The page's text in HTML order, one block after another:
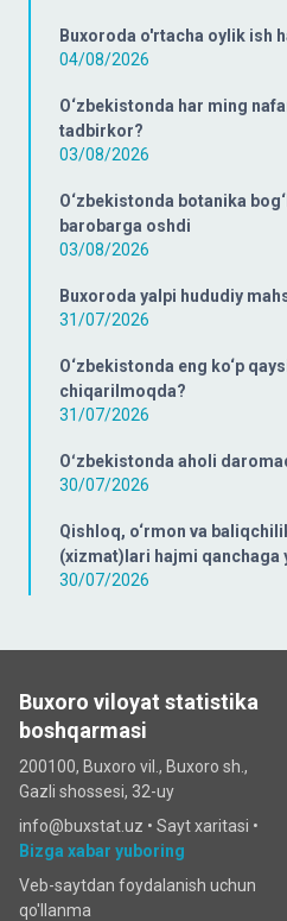
Buxoroda o'rtacha oylik ish
04/08/2026
O‘zbekistonda har ming
tadbirkor?
03/08/2026
O‘zbekistonda botanika
barobarga oshdi
03/08/2026
Buxoroda yalpi hududiy
31/07/2026
O‘zbekistonda eng ko‘p
chiqarilmoqda?
31/07/2026
Oʻzbekistonda aholi
30/07/2026
Qishloq, o‘rmon va
(xizmat)lari hajmi qanchaga
30/07/2026
Buxoro viloyat statistika
boshqarmasi
200100, Buxoro vil., Buxoro sh.,
Gazli shossesi, 32-uy
info@buxstat.uz • Sayt xaritasi •
Bizga xabar yuboring
Veb-saytdan foydalanish uchun
qo'llanma